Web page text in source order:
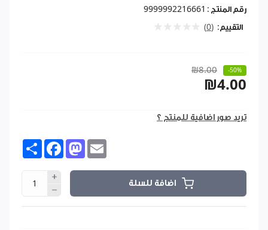
رقم المنتج : 9999992216661
التقييم: (0)
₪8.00 -50%
₪4.00
تريد صور اضافية للمنتج ؟
Share FacebookMastodon
اضافة للسلة